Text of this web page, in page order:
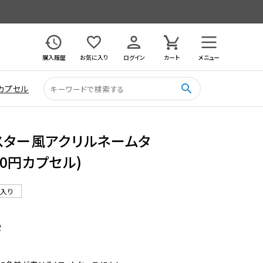
購入履歴
お気に入り ログイン カート メニュー
プセル search
ター風アクリルネームタ
円カプセル)
り